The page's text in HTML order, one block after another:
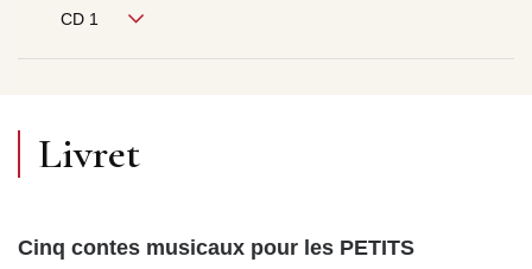
CD 1
Livret
Cinq contes musicaux pour les PETITS